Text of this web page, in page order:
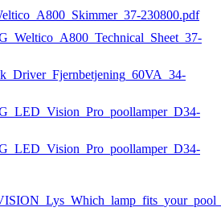
230800.pdf